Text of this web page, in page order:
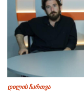
დილის ჩართვა